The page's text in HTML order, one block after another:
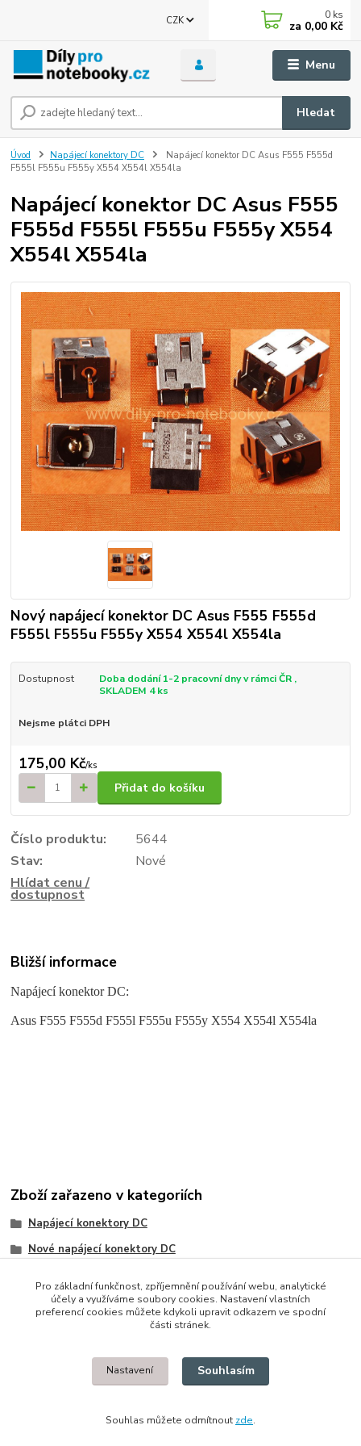
Menu
CZK
Hledat
0 ks
za 0,00 Kč
Úvod Napájecí konektory DC
Napájecí konektor DC Asus F555 F555d
F555l F555u F555y X554 X554l X554la
Napájecí konektor DC Asus F555
F555d F555l F555u F555y X554
X554l X554la
Nový napájecí konektor DC Asus F555 F555d
F555l F555u F555y X554 X554l X554la
Dostupnost
Doba dodání 1-2 pracovní dny v rámci ČR ,
SKLADEM 4 ks
Nejsme plátci DPH
175,00 Kč/ks
Přidat do košíku
Číslo produktu:
5644
Stav:
Nové
Hlídat cenu /
dostupnost
Bližší informace
Napájecí konektor DC:
Asus F555 F555d F555l F555u F555y X554 X554l X554la
Zboží zařazeno v kategoriích
Napájecí konektory DC
Nové napájecí konektory DC
© 2014 - 2025 Díly pro notebooky
Upravit sběr cookies.
Pro základní funkčnost, zpříjemnění používání webu, analytické
účely a využíváme soubory cookies. Nastavení vlastních
preferencí cookies můžete kdykoli upravit odkazem ve spodní
části stránek.
Nastavení Souhlasím
Souhlas můžete odmítnout zde.